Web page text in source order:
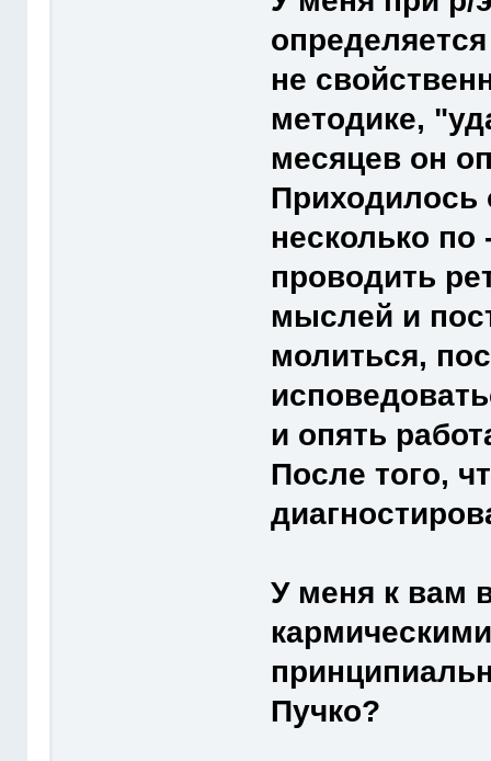
не
методике,
месяцев он
Приходилось
несколько
проводить
мыслей и
молиться,
и опять
После того,
У меня к вам
Пучко?